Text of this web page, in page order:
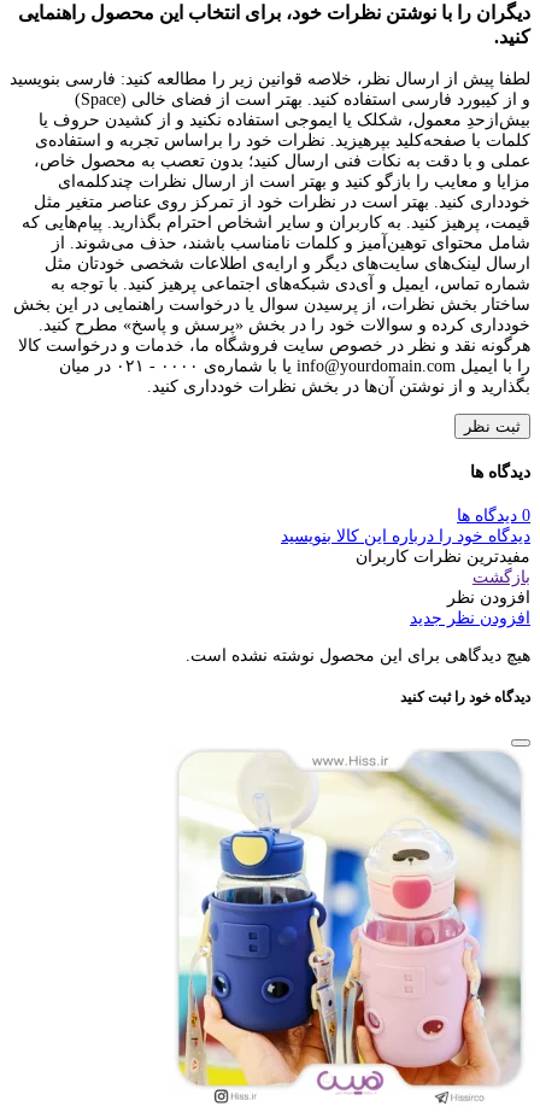
دیگران را با نوشتن نظرات خود، برای انتخاب این محصول راهنمایی
کنید.
لطفا پیش از ارسال نظر، خلاصه قوانین زیر را مطالعه کنید: فارسی بنویسید
و از کیبورد فارسی استفاده کنید. بهتر است از فضای خالی (Space)
بیش‌از‌حدِ معمول، شکلک یا ایموجی استفاده نکنید و از کشیدن حروف یا
کلمات با صفحه‌کلید بپرهیزید. نظرات خود را براساس تجربه و استفاده‌ی
عملی و با دقت به نکات فنی ارسال کنید؛ بدون تعصب به محصول خاص،
مزایا و معایب را بازگو کنید و بهتر است از ارسال نظرات چندکلمه‌‌ای
خودداری کنید. بهتر است در نظرات خود از تمرکز روی عناصر متغیر مثل
قیمت، پرهیز کنید. به کاربران و سایر اشخاص احترام بگذارید. پیام‌هایی که
شامل محتوای توهین‌آمیز و کلمات نامناسب باشند، حذف می‌شوند. از
ارسال لینک‌های سایت‌های دیگر و ارایه‌ی اطلاعات شخصی خودتان مثل
شماره تماس، ایمیل و آی‌دی شبکه‌های اجتماعی پرهیز کنید. با توجه به
ساختار بخش نظرات، از پرسیدن سوال یا درخواست راهنمایی در این بخش
خودداری کرده و سوالات خود را در بخش «پرسش و پاسخ» مطرح کنید.
هرگونه نقد و نظر در خصوص سایت فروشگاه ما، خدمات و درخواست کالا
را با ایمیل info@yourdomain.com یا با شماره‌ی ۰۰۰۰ - ۰۲۱ در میان
بگذارید و از نوشتن آن‌ها در بخش نظرات خودداری کنید.
ثبت نظر
دیدگاه ها
0 دیدگاه ها
دیدگاه خود را درباره این کالا بنویسید
مفیدترین نظرات کاربران
بازگشت
افزودن نظر
افزودن نظر جدید
هیچ دیدگاهی برای این محصول نوشته نشده است.
دیدگاه خود را ثبت کنید